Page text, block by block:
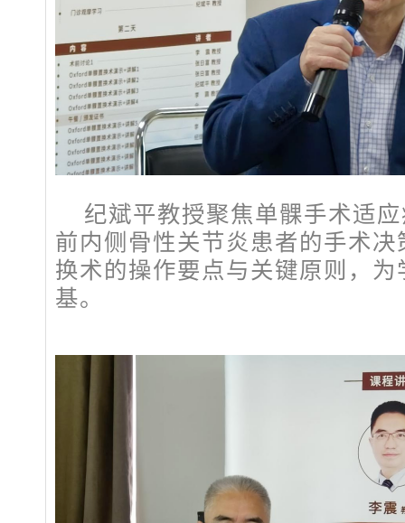
纪斌平教授聚焦单髁手术适
前内侧骨性关节炎患者的手术
换术的操作要点与关键原则，
基。